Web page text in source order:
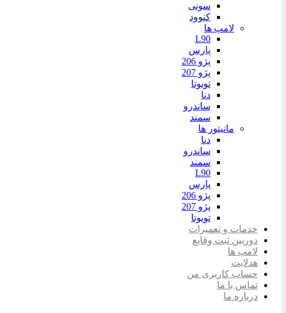
سونی
کنوود
لامپ ها
L90
پارس
پژو 206
پژو 207
تویوتا
دنا
ساندرو
سمند
مانیتور ها
دنا
ساندرو
سمند
L90
پارس
پژو 206
پژو 207
تویوتا
خدمات و تعمیرات
دوربین ثبت وقایع
لامپ ها
هدلایت
حساب کاربری من
تماس با ما
درباره ما